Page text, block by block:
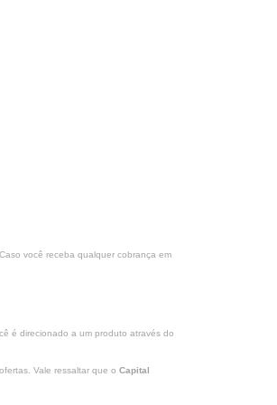
você receba qualquer cobrança em
é direcionado a um produto através do
Vale ressaltar que o Capital